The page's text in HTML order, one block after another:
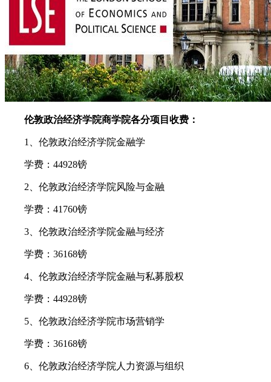
伦敦政治经济学院商学院各分项目收费：
1、伦敦政治经济学院金融学
学费：44928镑
2、伦敦政治经济学院风险与金融
学费：41760镑
3、伦敦政治经济学院金融与经济
学费：36168镑
4、伦敦政治经济学院金融与私募股权
学费：44928镑
5、伦敦政治经济学院市场营销学
学费：36168镑
6、伦敦政治经济学院人力资源与组织